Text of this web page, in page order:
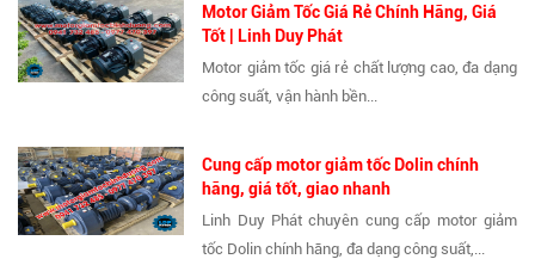
Motor Giảm Tốc Giá Rẻ Chính Hãng, Giá
Tốt | Linh Duy Phát
Motor giảm tốc giá rẻ chất lượng cao, đa dạng
công suất, vận hành bền...
Cung cấp motor giảm tốc Dolin chính
hãng, giá tốt, giao nhanh
Linh Duy Phát chuyên cung cấp motor giảm
tốc Dolin chính hãng, đa dạng công suất,...